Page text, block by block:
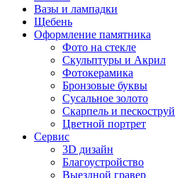
Вазы и лампадки
Щебень
Оформление памятника
Фото на стекле
Скульптуры и Акрил
Фотокерамика
Бронзовые буквы
Сусальное золото
Скарпель и пескоструй
Цветной портрет
Сервис
3D дизайн
Благоустройство
Выездной гравер